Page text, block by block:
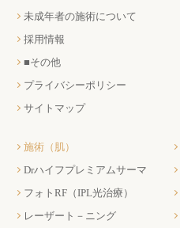
未成年者の施術について
採用情報
■その他
プライバシーポリシー
サイトマップ
施術（肌）
Drハイフプレミアムサーマ
フォトRF（IPL光治療）
レーザート－ニング